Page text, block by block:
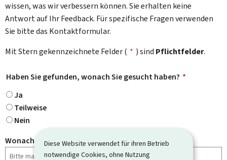
Diese Website verwendet für ihren Betrieb
notwendige Cookies, ohne Nutzung
wissen, was wir verbessern können. Sie erhalten keine
Antwort auf Ihr Feedback. Für spezifische Fragen verwenden
Sie bitte das Kontaktformular.
Mit Stern gekennzeichnete Felder ( * ) sind Pflichtfelder.
Haben Sie gefunden, wonach Sie gesucht haben? *
Ja
Teilweise
Nein
Wonach haben Sie gesucht?